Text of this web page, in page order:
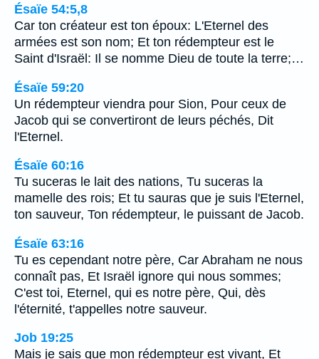
Ésaïe 54:5,8
Car ton créateur est ton époux: L'Eternel des
armées est son nom; Et ton rédempteur est le
Saint d'Israël: Il se nomme Dieu de toute la terre;…
Ésaïe 59:20
Un rédempteur viendra pour Sion, Pour ceux de
Jacob qui se convertiront de leurs péchés, Dit
l'Eternel.
Ésaïe 60:16
Tu suceras le lait des nations, Tu suceras la
mamelle des rois; Et tu sauras que je suis l'Eternel,
ton sauveur, Ton rédempteur, le puissant de Jacob.
Ésaïe 63:16
Tu es cependant notre père, Car Abraham ne nous
connaît pas, Et Israël ignore qui nous sommes;
C'est toi, Eternel, qui es notre père, Qui, dès
l'éternité, t'appelles notre sauveur.
Job 19:25
Mais je sais que mon rédempteur est vivant, Et